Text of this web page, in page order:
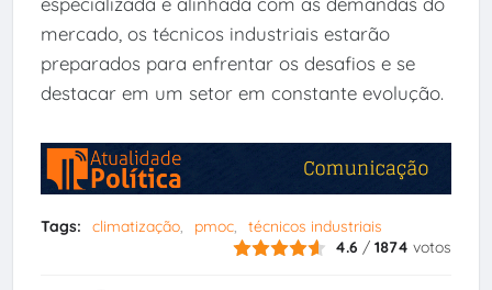
mercado, os técnicos industriais estarão
preparados para enfrentar os desafios e se
destacar em um setor em constante evolução.
Tags: climatização pmoc
técnicos industriais
4.6 /1874 votos